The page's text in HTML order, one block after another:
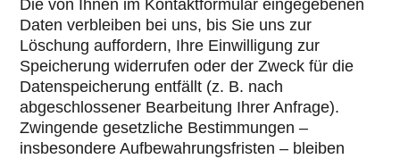
Die von Ihnen im Kontaktformular eingegebenen
Daten verbleiben bei uns, bis Sie uns zur
Löschung auffordern, Ihre Einwilligung zur
Speicherung widerrufen oder der Zweck für die
Datenspeicherung entfällt (z. B. nach
abgeschlossener Bearbeitung Ihrer Anfrage).
Zwingende gesetzliche Bestimmungen –
insbesondere Aufbewahrungsfristen – bleiben